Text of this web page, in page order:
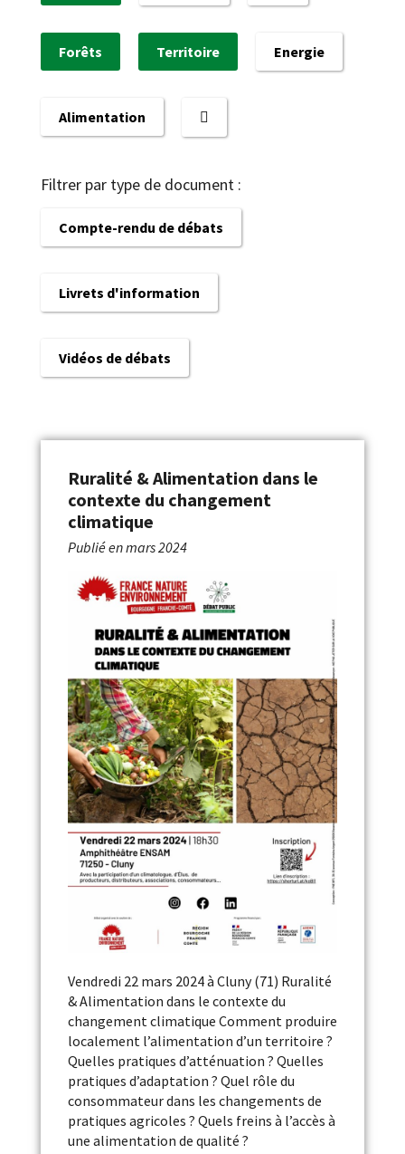
Forêts Territoire Energie
Alimentation
Filtrer par type de document :
Compte-rendu de débats
Livrets d'information
Vidéos de débats
Ruralité & Alimentation dans le
contexte du changement
climatique
Publié enmars 2024
Vendredi 22 mars 2024 à Cluny (71) Ruralité
& Alimentation dans le contexte du
changement climatique Comment produire
localement l’alimentation d’un territoire ?
Quelles pratiques d’atténuation ? Quelles
pratiques d’adaptation ? Quel rôle du
consommateur dans les changements de
pratiques agricoles ? Quels freins à l’accès à
une alimentation de qualité ?